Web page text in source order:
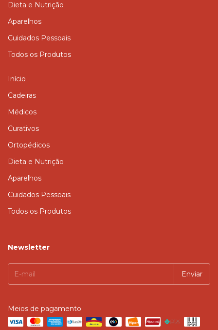
Dieta e Nutrição
Aparelhos
Cuidados Pessoais
Todos os Produtos
Início
Cadeiras
Médicos
Curativos
Ortopédicos
Dieta e Nutrição
Aparelhos
Cuidados Pessoais
Todos os Produtos
Newsletter
Meios de pagamento